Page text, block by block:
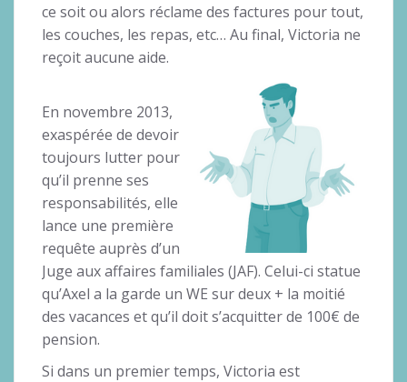
ce soit ou alors réclame des factures pour tout,
les couches, les repas, etc… Au final, Victoria ne
reçoit aucune aide.
En novembre 2013,
exaspérée de devoir
toujours lutter pour
qu’il prenne ses
responsabilités, elle
lance une première
requête auprès d’un
Juge aux affaires familiales (JAF). Celui-ci statue
qu’Axel a la garde un WE sur deux + la moitié
des vacances et qu’il doit s’acquitter de 100€ de
pension.
Si dans un premier temps, Victoria est